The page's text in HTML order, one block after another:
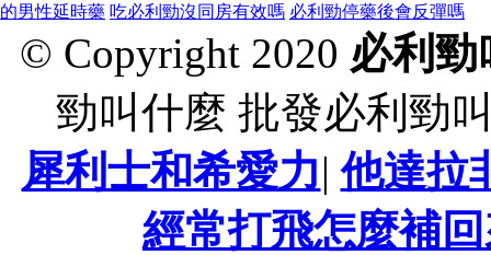
的男性延時藥 吃必利勁沒同房有效嗎 必利勁停藥後會反彈嗎
© Copyright 2020 必利勁
勁叫什麼 批發必利勁
犀利士和希愛力|他達拉
經常打飛怎麼補